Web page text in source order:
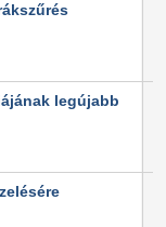
legújabb